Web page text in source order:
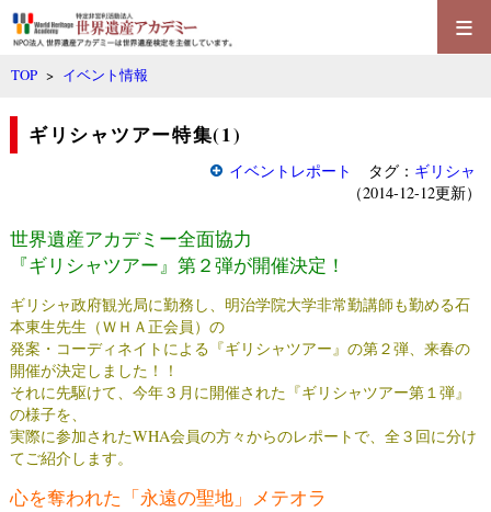
≡
TOP > イベント情報
ギリシャツアー特集(1)
イベントレポート タグ： ギリシャ
（2014-12-12更新）
世界遺産アカデミー全面協力
『ギリシャツアー』第２弾が開催決定！
ギリシャ政府観光局に勤務し、明治学院大学非常勤講師も勤める石
本東生先生（ＷＨＡ正会員）の
発案・コーディネイトによる『ギリシャツアー』の第２弾、来春の
開催が決定しました！！
それに先駆けて、今年３月に開催された『ギリシャツアー第１弾』
の様子を、
実際に参加されたWHA会員の方々からのレポートで、全３回に分け
てご紹介します。
心を奪われた「永遠の聖地」メテオラ